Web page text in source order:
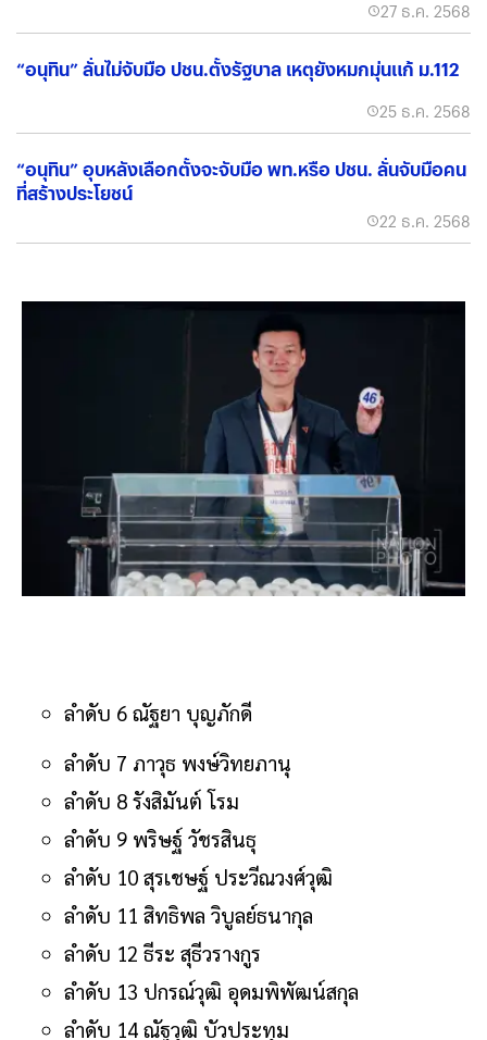
27 ธ.ค. 2568
“อนุทิน” ลั่นไม่จับมือ ปชน.ตั้งรัฐบาล เหตุยังหมกมุ่นแก้ ม.112
25 ธ.ค. 2568
“อนุทิน” อุบหลังเลือกตั้งจะจับมือ พท.หรือ ปชน. ลั่นจับมือคน
ที่สร้างประโยชน์
22 ธ.ค. 2568
ลำดับ 6 ณัฐยา บุญภักดี
ลำดับ 7 ภาวุธ พงษ์วิทยภานุ
ลำดับ 8 รังสิมันต์ โรม
ลำดับ 9 พริษฐ์ วัชรสินธุ
ลำดับ 10 สุรเชษฐ์ ประวีณวงศ์วุฒิ
ลำดับ 11 สิทธิพล วิบูลย์ธนากุล
ลำดับ 12 ธีระ สุธีวรางกูร
ลำดับ 13 ปกรณ์วุฒิ อุดมพิพัฒน์สกุล
ลำดับ 14 ณัฐวุฒิ บัวประทุม